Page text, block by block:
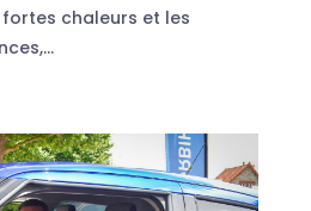
chaleurs et les